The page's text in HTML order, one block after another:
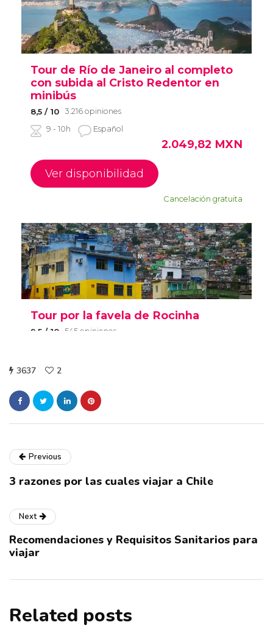
3637 2
Previous
3 razones por las cuales viajar a Chile
Next
Recomendaciones y Requisitos Sanitarios para
viajar
Related posts